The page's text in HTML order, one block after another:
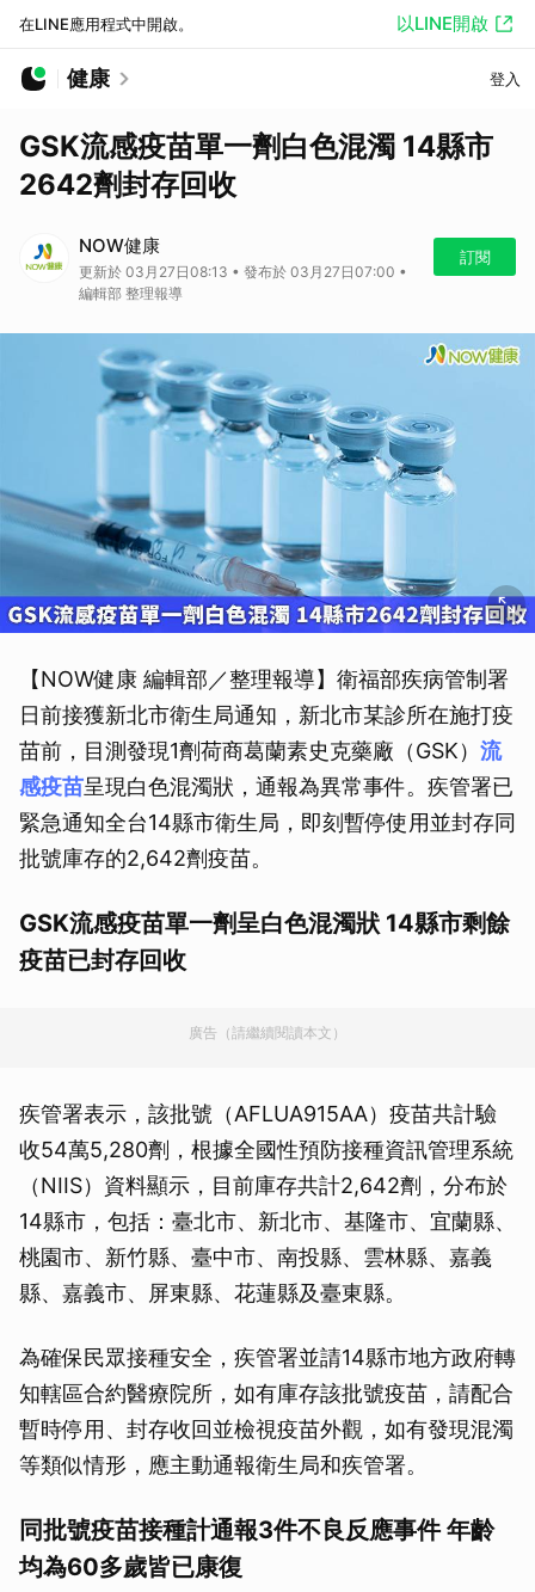
在LINE應用程式中開啟。 以LINE開啟
健康 登入
GSK流感疫苗單一劑白色混濁 14縣市
2642劑封存回收
NOW健康
更新於 03月27日08:13 • 發布於 03月27日07:00 •
編輯部 整理報導
訂閱
【NOW健康 編輯部／整理報導】衛福部疾病管制署
日前接獲新北市衛生局通知，新北市某診所在施打疫
苗前，目測發現1劑荷商葛蘭素史克藥廠（GSK） 流
感疫苗呈現白色混濁狀，通報為異常事件。疾管署已
緊急通知全台14縣市衛生局，即刻暫停使用並封存同
批號庫存的2,642劑疫苗。
GSK流感疫苗單一劑呈白色混濁狀 14縣市剩餘
疫苗已封存回收
廣告（請繼續閱讀本文）
疾管署表示，該批號（AFLUA915AA）疫苗共計驗
收54萬5,280劑，根據全國性預防接種資訊管理系統
（NIIS）資料顯示，目前庫存共計2,642劑，分布於
14縣市，包括：臺北市、新北市、基隆市、宜蘭縣、
桃園市、新竹縣、臺中市、南投縣、雲林縣、嘉義
縣、嘉義市、屏東縣、花蓮縣及臺東縣。
為確保民眾接種安全，疾管署並請14縣市地方政府轉
知轄區合約醫療院所，如有庫存該批號疫苗，請配合
暫時停用、封存收回並檢視疫苗外觀，如有發現混濁
等類似情形，應主動通報衛生局和疾管署。
同批號疫苗接種計通報3件不良反應事件 年齡
均為60多歲皆已康復